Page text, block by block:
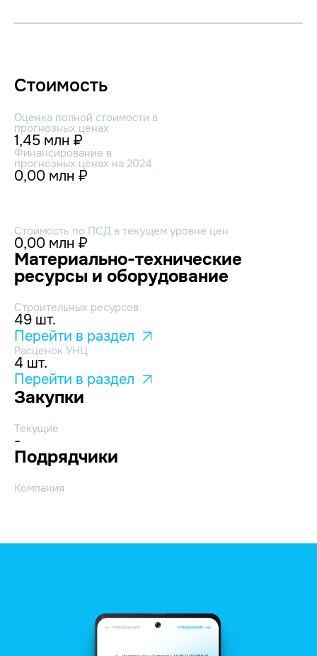
Стоимость
Оценка полной стоимости в
прогнозных ценах
1,45 млн ₽
Финансирование в
прогнозных ценах на 2024
0,00 млн ₽
Стоимость по ПСД в текущем уровне цен
0,00 млн ₽
Материально-технические
ресурсы и оборудование
Строительных ресурсов
49 шт.
Перейти в раздел
Расценок УНЦ
4 шт.
Перейти в раздел
Закупки
Текущие
-
Подрядчики
Компания